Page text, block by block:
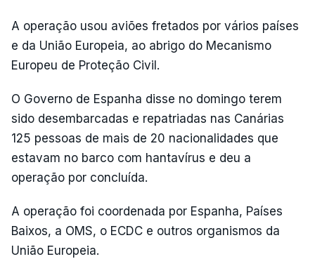
A operação usou aviões fretados por vários países
e da União Europeia, ao abrigo do Mecanismo
Europeu de Proteção Civil.
O Governo de Espanha disse no domingo terem
sido desembarcadas e repatriadas nas Canárias
125 pessoas de mais de 20 nacionalidades que
estavam no barco com hantavírus e deu a
operação por concluída.
A operação foi coordenada por Espanha, Países
Baixos, a OMS, o ECDC e outros organismos da
União Europeia.